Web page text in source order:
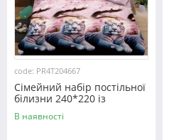
code: PR4T204667
Сімейний набір постільної
білизни 240*220 із
полікотону №204667
Черешенька™
В наявності